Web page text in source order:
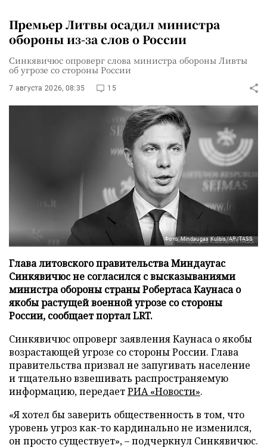
Премьер Литвы осадил министра
обороны из-за слов о России
Синкявичюс опроверг слова министра обороны Ливты
об угрозе со стороны России
7 августа 2026, 08:35 15
Фото: Mindaugas Kulbis/AP/TASS
Глава литовского правительства Миндаугас
Синкявичюс не согласился с высказываниями
министра обороны страны Робертаса Каунаса о
якобы растущей военной угрозе со стороны
России, сообщает портал LRT.
Синкявичюс опроверг заявления Каунаса о якобы
возрастающей угрозе со стороны России. Глава
правительства призвал не запугивать население
и тщательно взвешивать распространяемую
информацию, передаетРИА «Новости».
«Я хотел бы заверить общественность в том, что
уровень угроз как-то кардинально не изменился,
он просто существует», – подчеркнул Синкявичюс.